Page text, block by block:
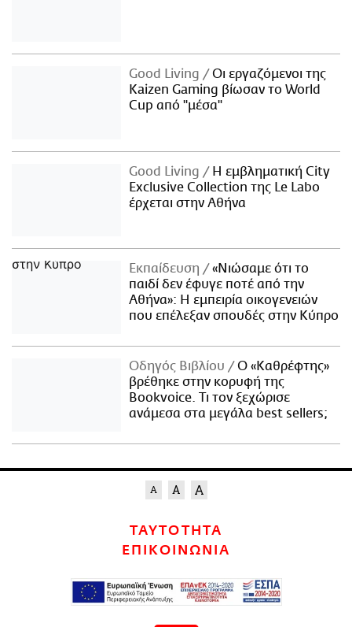
Good Living
Οι εργαζόμενοι της
Kaizen Gaming βίωσαν το World
Cup από "μέσα"
Good Living
Η εμβληματική City
Exclusive Collection της Le Labo
έρχεται στην Αθήνα
Εκπαίδευση
«Νιώσαμε ότι το
παιδί δεν έφυγε ποτέ από την
Αθήνα»: Η εμπειρία οικογενειών
που επέλεξαν σπουδές στην Κύπρο
Οδηγός Βιβλίου
Ο «Καθρέφτης»
βρέθηκε στην κορυφή της
Bookvoice. Τι τον ξεχώρισε
ανάμεσα στα μεγάλα best sellers;
ΤΑΥΤΟΤΗΤΑ
ΕΠΙΚΟΙΝΩΝΙΑ